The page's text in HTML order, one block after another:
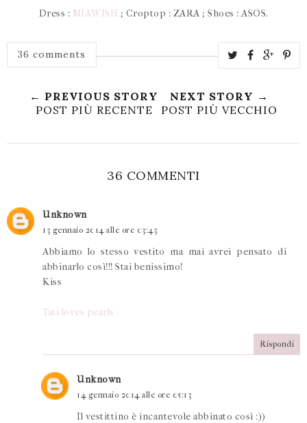
Dress : MIAWISH ; Croptop : ZARA ; Shoes : ASOS.
36 comments
← PREVIOUS STORY
POST PIÙ RECENTE
NEXT STORY →
POST PIÙ VECCHIO
36 COMMENTI
Unknown
13 gennaio 2014 alle ore 03:43
Abbiamo lo stesso vestito ma mai avrei pensato di
abbinarlo così!!! Stai benissimo!
Kiss
Tati loves pearls
Rispondi
Unknown
14 gennaio 2014 alle ore 05:13
Il vestittino è incantevole abbinato così :))